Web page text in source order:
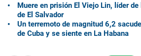
Muere en prisión El Viejo Lin, líder
de El Salvador
Un terremoto de magnitud 6,2
de Cuba y se siente en La Habana